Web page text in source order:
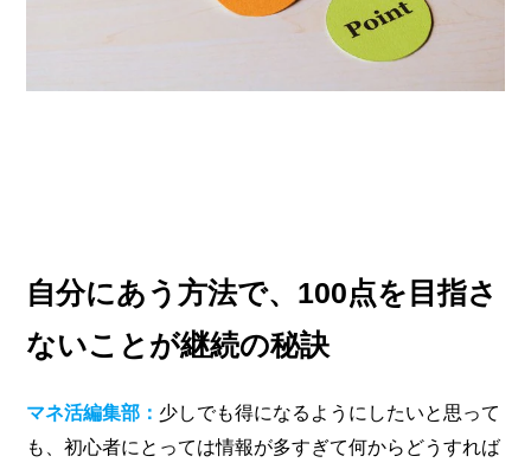
自分にあう方法で、100点を目指さ
ないことが継続の秘訣
マネ活編集部： 少しでも得になるようにしたいと思って
も、初心者にとっては情報が多すぎて何からどうすれば